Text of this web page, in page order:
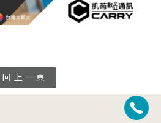
回 上 一 頁